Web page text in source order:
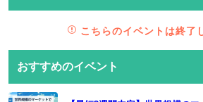
こちらのイベントは終了
おすすめのイベント